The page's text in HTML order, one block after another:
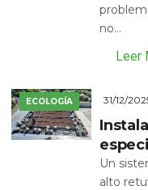
no...
Leer
ECOLOGÍA 31/12/
Un
alto